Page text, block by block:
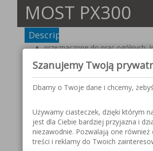
MOST PX300
Description
przeznaczone do prac ogólnych,
elektrotechnicznym i precyzyjnym,
rolnictwie i ogrodnictwie,
bezszwowe, poliester powlekany
powleczenie o chropowatej
zapewnia m doskonałą
użytkowania,
dostępne w pięciu rozmiarach.
Szanujemy Twoją
Dbamy o Twoje dane i chcemy,
Używamy ciasteczek, dzięki którym
jest dla Ciebie bardziej przyjazna i
niezawodnie. Pozwalają one również
treści i reklamy do Twoich